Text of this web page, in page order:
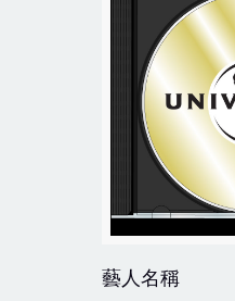
藝人名稱